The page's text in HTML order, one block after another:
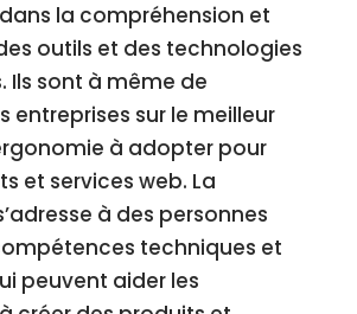
la compréhension et
outils et des technologies
Ils sont à même de
entreprises sur le meilleur
à adopter pour
et services web. La
à des personnes
techniques et
peuvent aider les